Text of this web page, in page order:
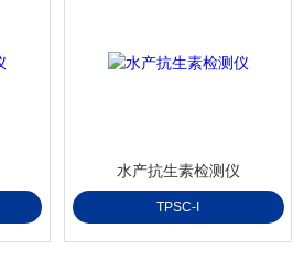
水产抗生素检测仪
TPSC-I